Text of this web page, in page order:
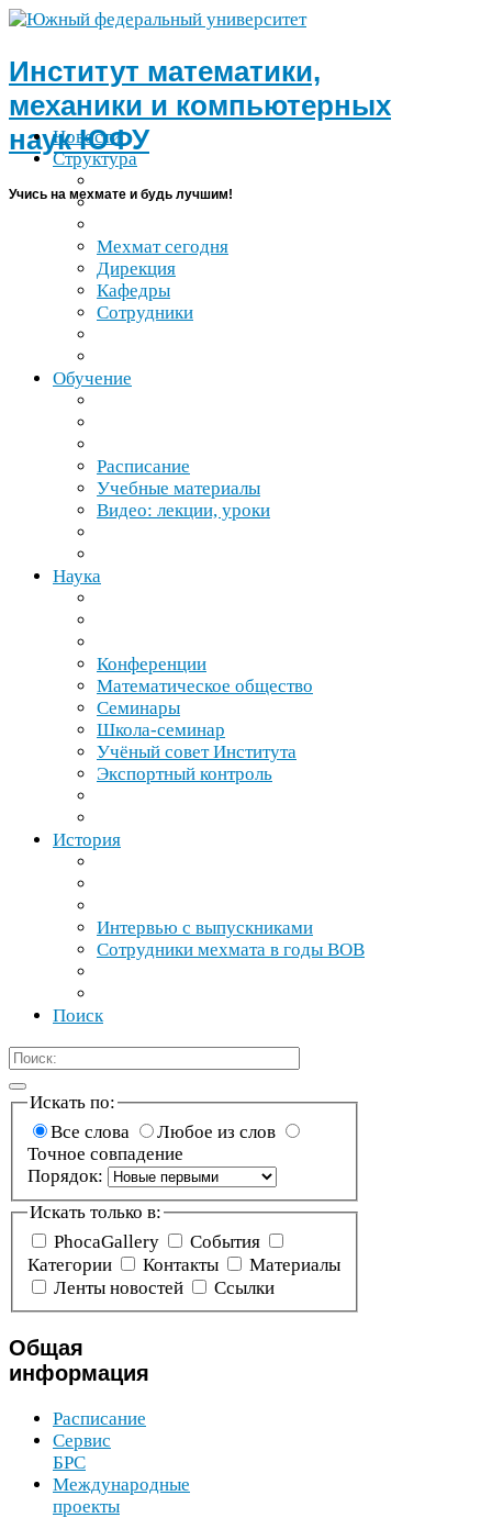
Институт математики,
механики и компьютерных
наукЮФУ
Учись на мехмате и будь лучшим!
Новости
Структура
Мехмат сегодня
Дирекция
Кафедры
Сотрудники
Обучение
Расписание
Учебные материалы
Видео: лекции, уроки
Наука
Конференции
Математическое общество
Семинары
Школа-​семинар
Учёный совет Института
Экспортный контроль
История
Интервью с выпускниками
Сотрудники мехмата в годы ВОВ
Поиск
Искать по:
Все слова
Любое из слов
Точное совпадение
Порядок:
Искать только в:
Phoca­Gallery
События
Категории
Контакты
Материалы
Ленты новостей
Ссылки
Общая
информация
Расписание
Сервис
БРС
Международные
проекты